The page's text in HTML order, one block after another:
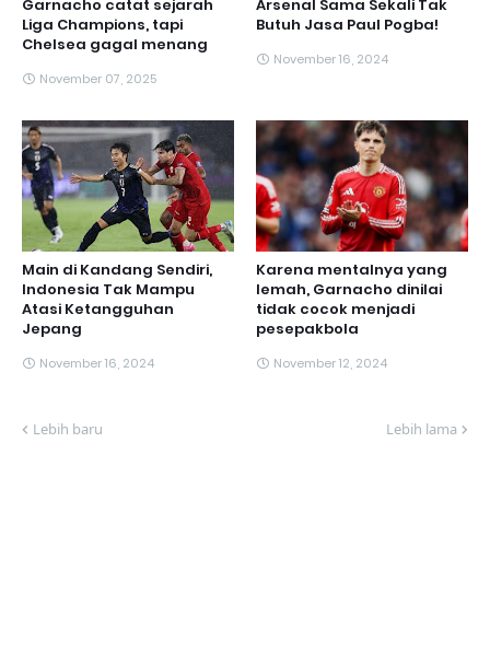
Garnacho catat sejarah
Liga Champions, tapi
Chelsea gagal menang
November 07, 2025
Arsenal Sama Sekali Tak
Butuh Jasa Paul Pogba!
November 16, 2024
Main di Kandang Sendiri,
Indonesia Tak Mampu
Atasi Ketangguhan
Jepang
November 16, 2024
Karena mentalnya yang
lemah, Garnacho dinilai
tidak cocok menjadi
pesepakbola
November 12, 2024
Lebih baru Lebih lama